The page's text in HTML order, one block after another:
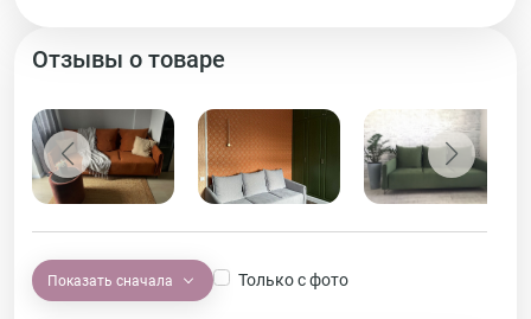
Отзывы о товаре
Показать сначала Только с фото